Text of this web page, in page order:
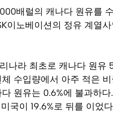
배럴의 캐나다 원유를
이노베이션의 정유 계열사
나라 최초로 캐나다 원유
수입량에서 아주 적은
원유는 0.6%에 불과하다
국이 19.6%로 뒤를 이었